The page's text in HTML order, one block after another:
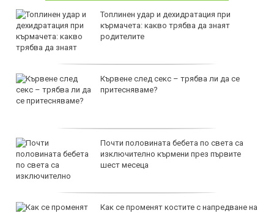
Топлинен удар и дехидратация при
кърмачета: какво трябва да знаят
родителите
Кървене след секс – трябва ли да се
притесняваме?
Почти половината бебета по света са
изключително кърмени през първите
шест месеца
Как се променят костите с напредване на